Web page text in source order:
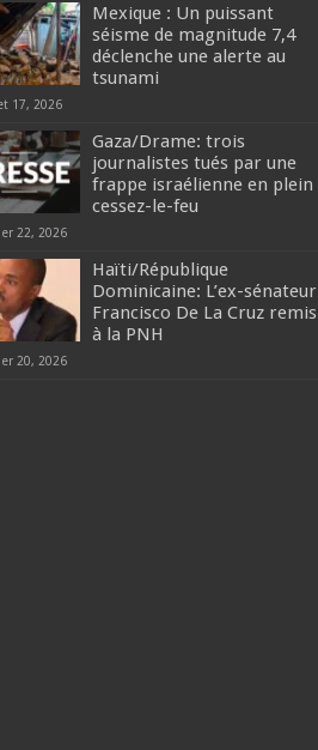
Mexique : Un puissant
séisme de magnitude 7,4
déclenche une alerte au
tsunami
17, 2026
Gaza/Drame: trois
journalistes tués par une
frappe israélienne en plein
cessez-le-feu
22, 2026
Haïti/​République
Dominicaine: L’ex-sénateur
Francisco De La Cruz remis
à la PNH
20, 2026